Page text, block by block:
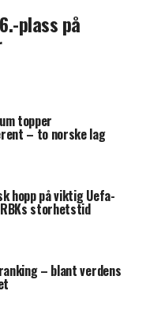
plass på
topper
– to norske lag
hopp på viktig Uefa-
storhetstid
– blant verdens